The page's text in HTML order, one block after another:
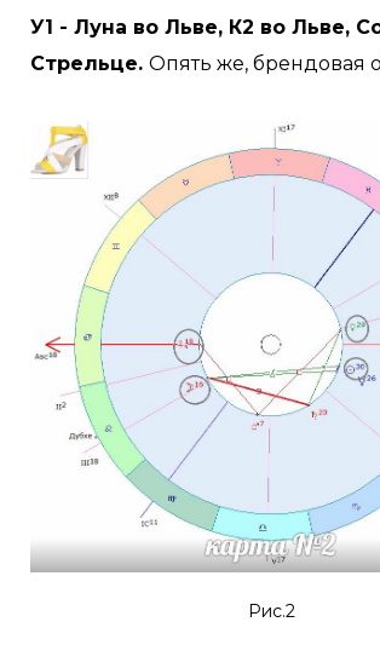
У1 - Луна во Льве, К2 во Льве,
Стрельце. Опять же, брендовая
Рис.2